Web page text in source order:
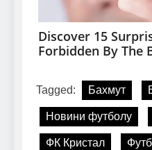
Tagged: Бахмут
Новини футболу
ФК Кристал